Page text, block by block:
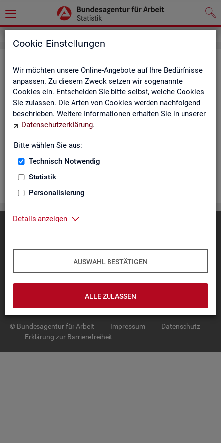
Cookie-Einstellungen
Wir möchten unsere Online-Angebote auf Ihre Bedürfnisse
anpassen. Zu diesem Zweck setzen wir sogenannte
Cookies ein. Entscheiden Sie bitte selbst, welche Cookies
Sie zulassen. Die Arten von Cookies werden nachfolgend
beschrieben. Weitere Informationen erhalten Sie in unserer
Datenschutzerklärung.
Bitte wählen Sie aus:
Technisch Notwendig
Statistik
Personalisierung
Details anzeigen
AUSWAHL BESTÄTIGEN
ALLE ZULASSEN
Ar­beits­lo­se und Ar­beits­lo­sen­quo­
ten - Deutsch­land, Län­der, Krei­se
und Ge­mein­den (Zeit­rei­he Mo­nats-
und Jah­res­zah­len)
nen über Ar­beits­lo­se nach Alter, Ge­schlecht, Staats­an­ge­hö­
rig­keit, Schwer­be­hin­de­rung und wei­te­re Merk­ma­le sowie Ar­
beits­lo­sen­quo­ten.
Diese Seite empfehlen
IN­TER­AK­TI­VE STA­TIS­TI­KEN
GRUND­LA­GEN
© Bundesagentur für Arbeit Impressum
Datenschutz
Erklärung zur Barrierefreiheit